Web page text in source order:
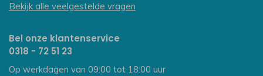
Bekijk alle veelgestelde vragen
Bel onze klantenservice
0318 - 72 51 23
Op werkdagen van 09:00 tot 18:00 uur